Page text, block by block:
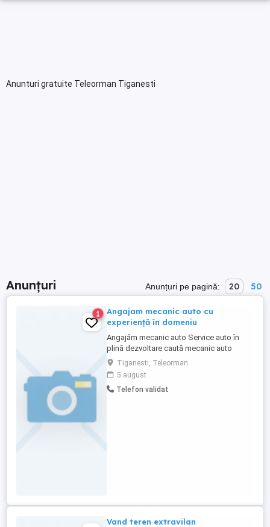
Anunturi gratuite Teleorman Tiganesti
Anunțuri Anunțuri pe pagină: 20 50
1
Angajam mecanic auto cu
experiență în domeniu
Angajăm mecanic auto Service auto în
plină dezvoltare caută mecanic auto
serios și pasionat, pentru a se alătura
echipei noastre. Cerințe: - Experiență în
domeniu (minim 1 an constituie avantaj) -
Cunoștințe de mecanică generală (revizii,
Tiganesti, Teleorman
5 august
Telefon validat
Vand teren extravilan